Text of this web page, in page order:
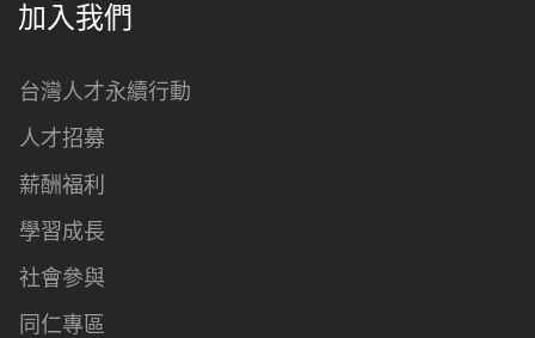
加入我們
台灣人才永續行動
人才招募
薪酬福利
學習成長
社會參與
同仁專區